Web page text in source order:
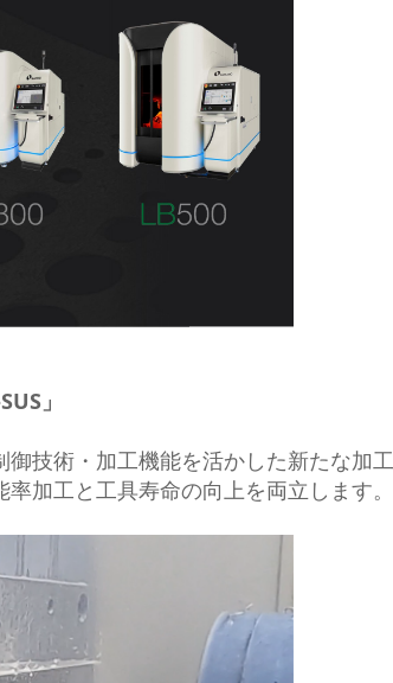
」
技術・加工機能を活かした新たな加工
加工と工具寿命の向上を両立します。